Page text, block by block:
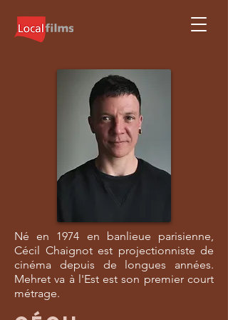
Né en 1974 en banlieue parisienne,
Cécil Chaignot est projectionniste de
cinéma depuis de longues années.
Mehret va à l'Est est son premier court
métrage.